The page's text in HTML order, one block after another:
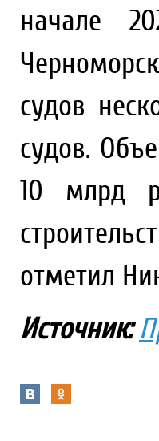
начале
судов
судов.
10 млрд
отметил
Источник: